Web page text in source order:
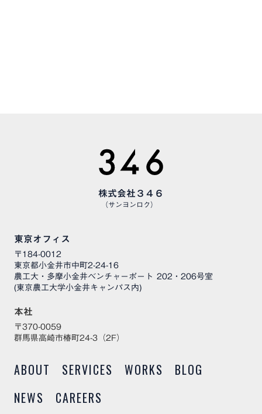
株式会社３４６
（サンヨンロク）
東京オフィス
〒184-0012
東京都小金井市中町2-24-16
農工大・多摩小金井ベンチャーポート 202・206号室
(東京農工大学小金井キャンパス内)
本社
〒370-0059
群馬県高崎市椿町24-3（2F）
ABOUT SERVICES WORKS
BLOG
NEWS
CAREERS